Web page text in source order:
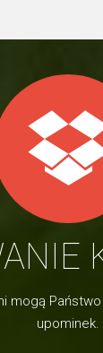
mogą
upominek.